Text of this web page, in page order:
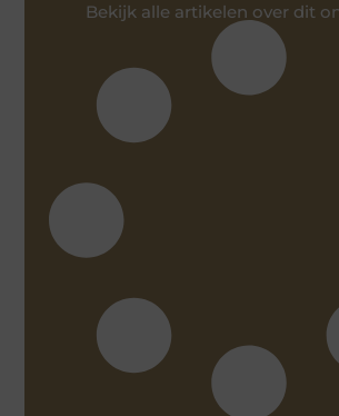
Bekijk alle artikelen over dit